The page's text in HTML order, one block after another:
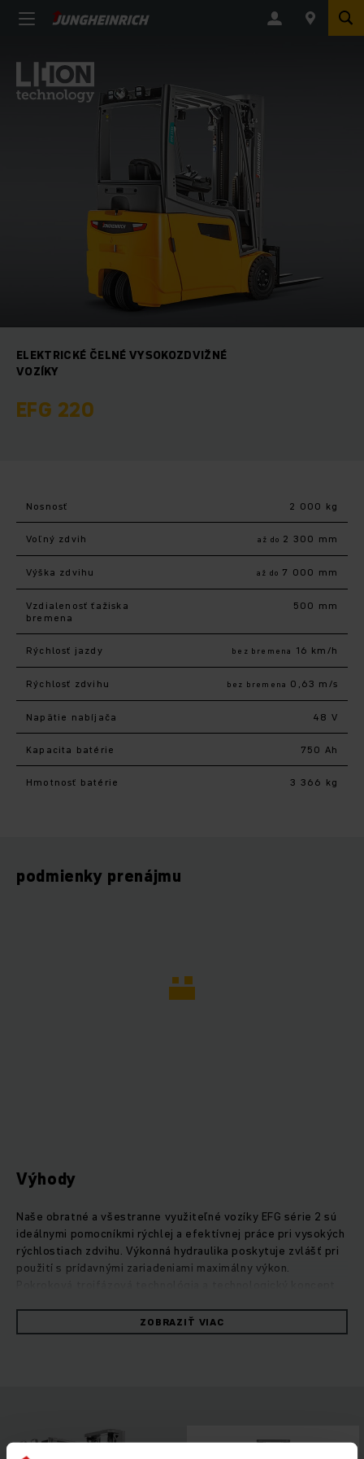
ELEKTRICKÉ ČELNÉ VYSOKOZDVIŽNÉ
VOZÍKY
EFG 220
Nosnosť 2 000 kg
Voľný zdvih až do 2 300 mm
Výška zdvihu až do 7 000 mm
Vzdialenosť ťažiska
bremena
500 mm
Rýchlosť jazdy bez bremena 16 km/h
Rýchlosť zdvihu bez bremena 0,63 m/s
Napätie nabíjača 48 V
Kapacita batérie 750 Ah
Hmotnosť batérie 3 366 kg
podmienky prenájmu
Výhody
Naše obratné a všestranne využiteľné vozíky EFG série 2 sú
ideálnymi pomocníkmi rýchlej a efektívnej práce pri vysokých
rýchlostiach zdvihu. Výkonná hydraulika poskytuje zvlášť pri
použití s prídavnými zariadeniami maximálny výkon.
účinnosti. Tak dosiahnete maximálny výkon prekládky pri
minimálnej spotrebe. Vďaka premyslenej ergonómii,
bezúdržbovosti vždy profitovať z plnej sily svojho
ZOBRAZIŤ VIAC